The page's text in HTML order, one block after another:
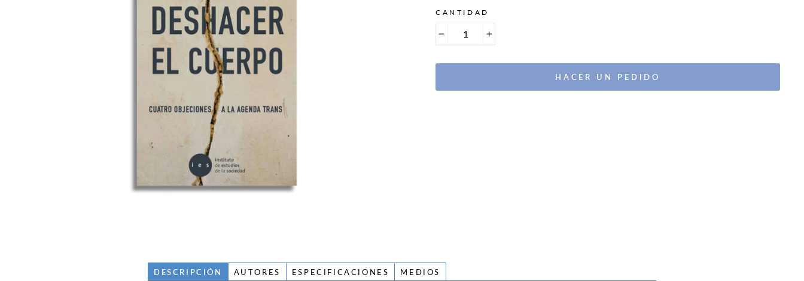
CANTIDAD
HACER UN PEDIDO
DESCRIPCIÓN AUTORES ESPECIFICACIONES MEDIOS